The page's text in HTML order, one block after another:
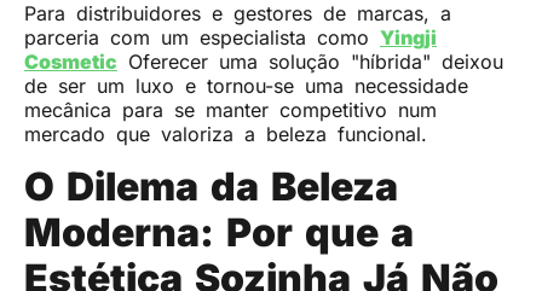
Para distribuidores e gestores de marcas, a
parceria com um especialista como Yingji
Cosmetic Oferecer uma solução "híbrida" deixou
de ser um luxo e tornou-se uma necessidade
mecânica para se manter competitivo num
mercado que valoriza a beleza funcional.
O Dilema da Beleza
Moderna: Por que a
Estética Sozinha Já Não